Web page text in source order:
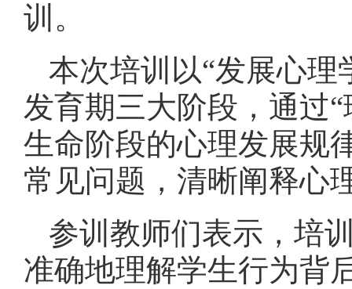
训。
本次培训以“发展心
发育期三大阶段，通过
生命阶段的心理发展规
常见问题，清晰阐释心
参训教师们表示，培
准确地理解学生行为背